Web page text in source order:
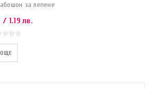
за лепене
/ 1.19 лв.
ОЩЕ